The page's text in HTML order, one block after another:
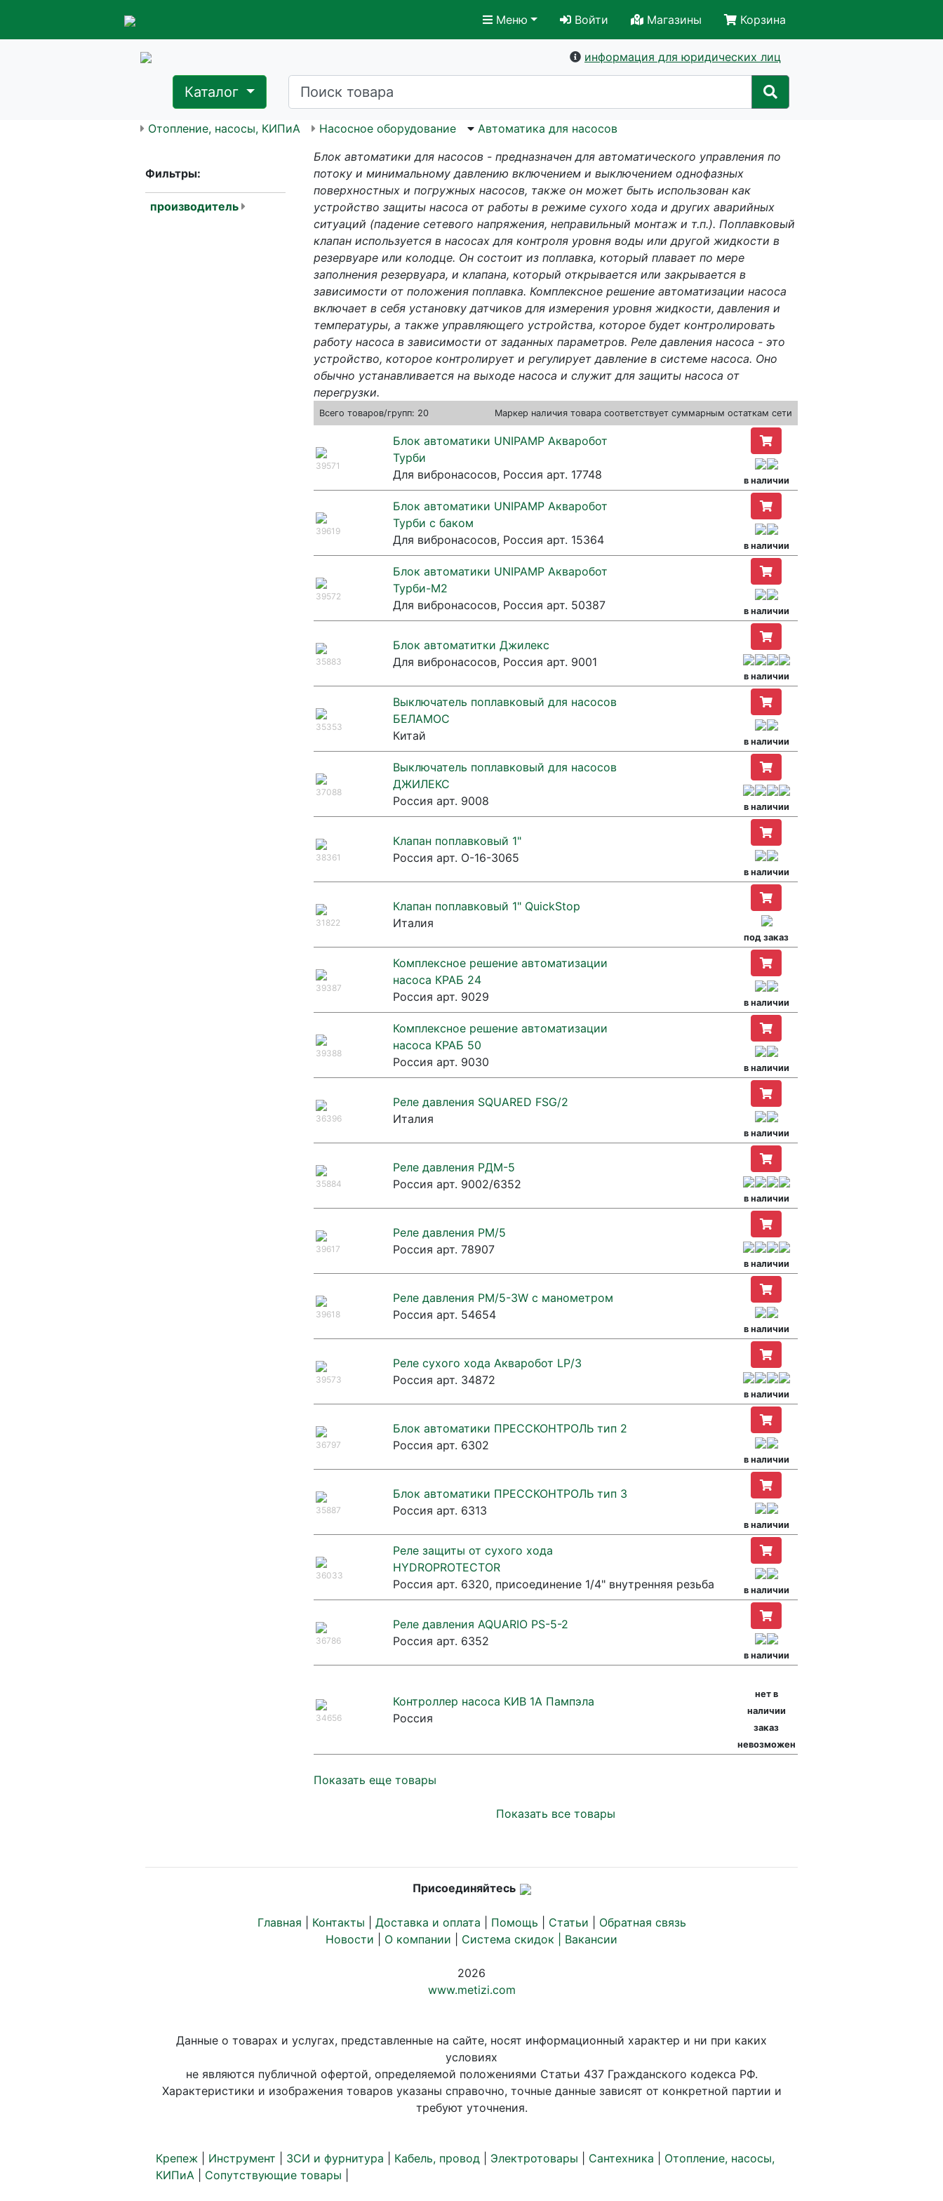
Меню Войти Магазины Корзина
информация для юридических лиц
Каталог
Отопление, насосы, КИПиА Насосное оборудование Автоматика для насосов
Фильтры:
производитель
Блок автоматики для насосов - предназначен для автоматического управления по
потоку и минимальному давлению включением и выключением однофазных
поверхностных и погружных насосов, также он может быть использован как
устройство защиты насоса от работы в режиме сухого хода и других аварийных
ситуаций (падение сетевого напряжения, неправильный монтаж и т.п.). Поплавковый
клапан используется в насосах для контроля уровня воды или другой жидкости в
резервуаре или колодце. Он состоит из поплавка, который плавает по мере
заполнения резервуара, и клапана, который открывается или закрывается в
зависимости от положения поплавка. Комплексное решение автоматизации насоса
включает в себя установку датчиков для измерения уровня жидкости, давления и
температуры, а также управляющего устройства, которое будет контролировать
работу насоса в зависимости от заданных параметров. Реле давления насоса - это
устройство, которое контролирует и регулирует давление в системе насоса. Оно
обычно устанавливается на выходе насоса и служит для защиты насоса от
перегрузки.
Всего товаров/групп: 20 Маркер наличия товара соответствует суммарным остаткам сети
39571
Блок автоматики UNIPAMP Акваробот
Турби
Для вибронасосов, Россия арт. 17748
в наличии
39619
Блок автоматики UNIPAMP Акваробот
Турби с баком
Для вибронасосов, Россия арт. 15364
в наличии
39572
Блок автоматики UNIPAMP Акваробот
Турби-М2
Для вибронасосов, Россия арт. 50387
в наличии
35883
Блок автоматитки Джилекс
Для вибронасосов, Россия арт. 9001
в наличии
35353
Выключатель поплавковый для насосов
БЕЛАМОС
Китай
в наличии
37088
Выключатель поплавковый для насосов
ДЖИЛЕКС
Россия арт. 9008
в наличии
38361
Клапан поплавковый 1"
Россия арт. О-16-3065
в наличии
31822
Клапан поплавковый 1" QuickStop
Италия
под заказ
39387
Комплексное решение автоматизации
насоса КРАБ 24
Россия арт. 9029
в наличии
39388
Комплексное решение автоматизации
насоса КРАБ 50
Россия арт. 9030
в наличии
36396
Реле давления SQUARED FSG/2
Италия
в наличии
35884
Реле давления РДМ-5
Россия арт. 9002/6352
в наличии
39617
Реле давления РМ/5
Россия арт. 78907
в наличии
39618
Реле давления РМ/5-3W с манометром
Россия арт. 54654
в наличии
39573
Реле сухого хода Акваробот LP/3
Россия арт. 34872
в наличии
36797
Блок автоматики ПРЕССКОНТРОЛЬ тип 2
Россия арт. 6302
в наличии
35887
Блок автоматики ПРЕССКОНТРОЛЬ тип 3
Россия арт. 6313
в наличии
36033
Реле защиты от сухого хода
HYDROPROTECTOR
Россия арт. 6320, присоединение 1/4" внутренняя резьба
в наличии
36786
Реле давления AQUARIO PS-5-2
Россия арт. 6352
в наличии
34656
Контроллер насоса КИВ 1А Пампэла
Россия
нет в
наличии
заказ
невозможен
Показать еще товары
Показать все товары
Присоединяйтесь
Главная Контакты Доставка и оплата Помощь Статьи
Обратная связь
Новости
О компании Система скидок | Вакансии
2026
www.metizi.com
Данные о товарах и услугах, представленные на сайте, носят информационный характер и ни при каких
условиях
не являются публичной офертой, определяемой положениями Статьи 437 Гражданского кодекса РФ.
Характеристики и изображения товаров указаны справочно, точные данные зависят от конкретной партии и
требуют уточнения.
Крепеж Инструмент ЗСИ и фурнитура Кабель, провод Электротовары Сантехника
Отопление, насосы,
КИПиА
Сопутствующие товары